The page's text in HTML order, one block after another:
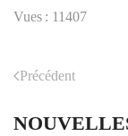
Vues : 11407
Précédent